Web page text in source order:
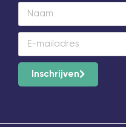
Inschrijven